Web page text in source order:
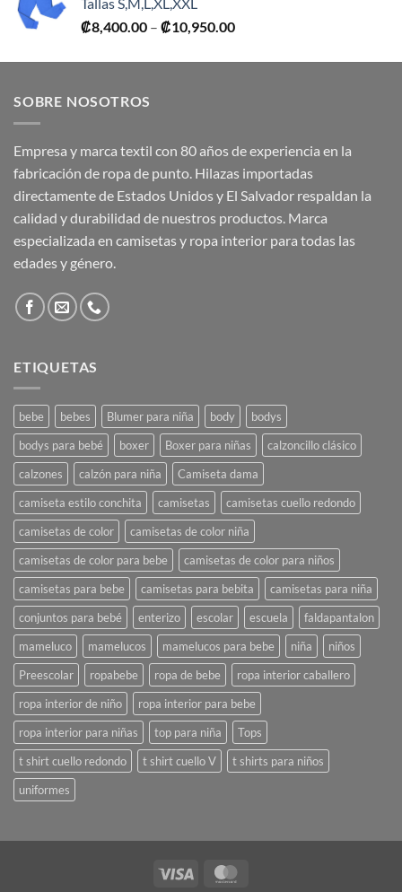
₡4,080.00
₡8,400.00 – ₡10,950.00Price
₡8,400.00
SOBRE NOSOTROS
Empresa y marca textil con 80 años de experiencia en la
fabricación de ropa de punto. Hilazas importadas
directamente de Estados Unidos y El Salvador respaldan la
calidad y durabilidad de nuestros productos. Marca
especializada en camisetas y ropa interior para todas las
edades y género.
ETIQUETAS
bebe bebes Blumer para niña body
bodys
bodys para bebé
boxer Boxer para niñas
calzoncillo clásico
calzones
calzón para niña
Camiseta dama
camiseta estilo conchita
camisetas
camisetas cuello redondo
camisetas de color
camisetas de color niña
camisetas de color para bebe
camisetas de color para niños
camisetas para bebe
camisetas para bebita
camisetas para niña
conjuntos para bebé
enterizo escolar escuela
faldapantalon
mameluco
mamelucos mamelucos para bebe niña
niños
Preescolar
ropabebe ropa de bebe
ropa interior caballero
ropa interior de niño
ropa interior para bebe
ropa interior para niñas
top para niña
Tops
t shirt cuello redondo
t shirt cuello V
t shirts para niños
uniformes
Visa